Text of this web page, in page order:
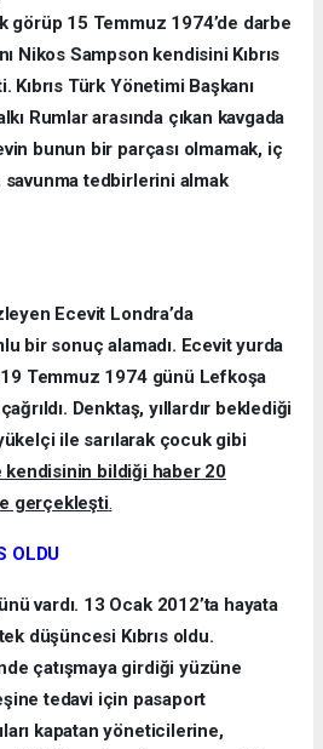
görüp 15 Temmuz 1974’de darbe
Nikos Sampson kendisini Kıbrıs
Kıbrıs Türk Yönetimi Başkanı
Rumlar arasında çıkan kavgada
bunun bir parçası olmamak, iç
tedbirlerini almak
Ecevit Londra’da
bir sonuç alamadı. Ecevit yurda
19 Temmuz 1974 günü Lefkoşa
Denktaş, yıllardır beklediği
ile sarılarak çocuk gibi
kendisinin bildiği haber 20
gerçekleşti.
OLDU
vardı. 13 Ocak 2012’ta hayata
düşüncesi Kıbrıs oldu.
çatışmaya girdiği yüzüne
tedavi için pasaport
kapatan yöneticilerine,